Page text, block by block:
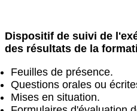
Dispositif de suivi de
des résultats de la
Feuilles de présence.
Questions orales ou
Mises en situation.